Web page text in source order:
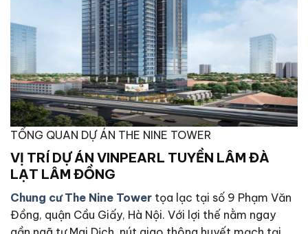
TỔNG QUAN DỰ ÁN THE NINE TOWER
VỊ TRÍ DỰ ÁN VINPEARL TUYỀN LÂM ĐÀ
LẠT LÂM ĐỒNG
Chung cư The Nine Tower tọa lạc tại số 9 Phạm Văn
Đồng, quận Cầu Giấy, Hà Nội. Với lợi thế nằm ngay